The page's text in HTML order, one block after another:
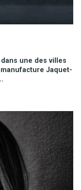
une des villes
manufacture Jaquet-